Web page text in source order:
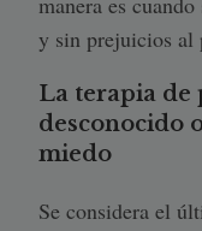
y sin prejuicios al
La terapia de
desconocido
miedo
Se considera el